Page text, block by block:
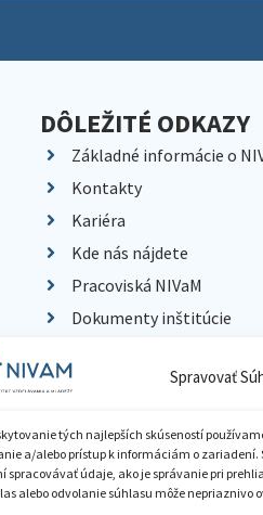
Spravovať
tých najlepších skúseností
a/alebo prístup k informáciám o
spracovávať údaje, ako je správanie pri
alebo odvolanie súhlasu môže nepriaznivo
DÔLEŽITÉ ODKAZY
Základné informácie o
Kontakty
Kariéra
Kde nás nájdete
Pracoviská NIVaM
Dokumenty inštitúcie
Sprístupnenie informácií